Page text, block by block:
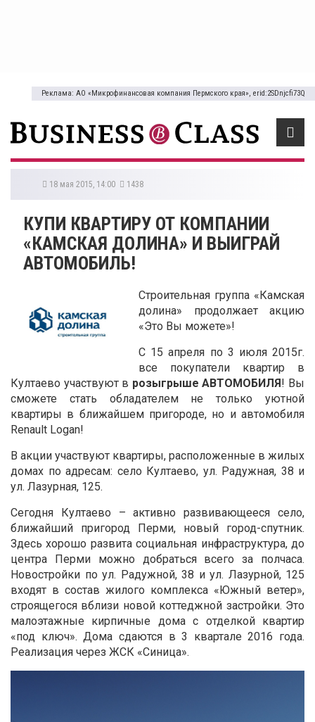
Реклама: АО «Микрофинансовая компания Пермского края», erid:2SDnjcfi73Q
18 мая 2015, 14:00 1438
КУПИ КВАРТИРУ ОТ КОМПАНИИ
«КАМСКАЯ ДОЛИНА» И ВЫИГРАЙ
АВТОМОБИЛЬ!
Строительная группа «Камская
долина» продолжает акцию
«Это Вы можете»!
С 15 апреля по 3 июля 2015г.
все покупатели квартир в
Култаево участвуют в розыгрыше АВТОМОБИЛЯ! Вы
сможете стать обладателем не только уютной
квартиры в ближайшем пригороде, но и автомобиля
Renault Logan!
В акции участвуют квартиры, расположенные в жилых
домах по адресам: село Култаево, ул. Радужная, 38 и
ул. Лазурная, 125.
Сегодня Култаево – активно развивающееся село,
ближайший пригород Перми, новый город-спутник.
Здесь хорошо развита социальная инфраструктура, до
центра Перми можно добраться всего за полчаса.
Новостройки по ул. Радужной, 38 и ул. Лазурной, 125
входят в состав жилого комплекса «Южный ветер»,
строящегося вблизи новой коттеджной застройки. Это
малоэтажные кирпичные дома с отделкой квартир
«под ключ». Дома сдаются в 3 квартале 2016 года.
Реализация через ЖСК «Синица».